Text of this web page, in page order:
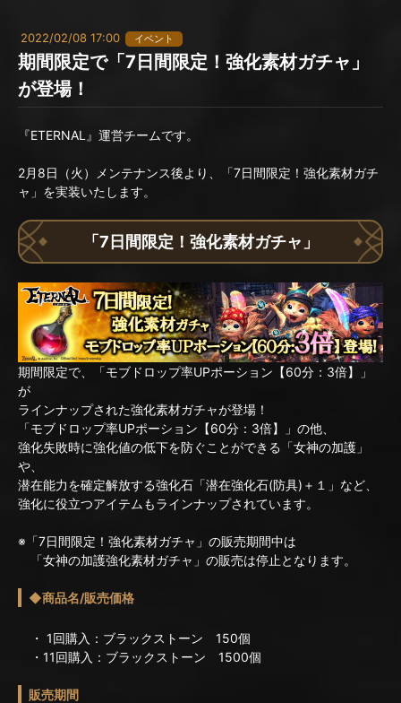
2022/02/08 17:00 イベント
期間限定で「7日間限定！強化素材ガチャ」
が登場！
『ETERNAL』運営チームです。
2月8日（火）メンテナンス後より、「7日間限定！強化素材ガチ
ャ」を実装いたします。
「7日間限定！強化素材ガチャ」
期間限定で、「モブドロップ率UPポーション【60分：3倍】」
が
ラインナップされた強化素材ガチャが登場！
「モブドロップ率UPポーション【60分：3倍】」の他、
強化失敗時に強化値の低下を防ぐことができる「女神の加護」
や、
潜在能力を確定解放する強化石「潜在強化石(防具)＋１」など、
強化に役立つアイテムもラインナップされています。
※「7日間限定！強化素材ガチャ」の販売期間中は
「女神の加護強化素材ガチャ」の販売は停止となります。
◆商品名/販売価格
・ 1回購入：ブラックストーン 150個
・11回購入：ブラックストーン 1500個
販売期間